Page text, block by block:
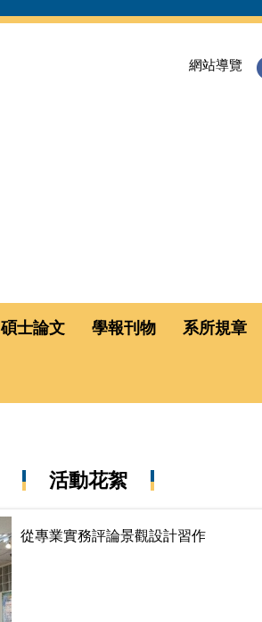
網站導覽
碩士論文 學報刊物 系所規章
活動花絮
從專業實務評論景觀設計習作